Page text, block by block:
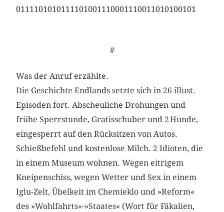
0111101010111101001110001110011010100101
#
Was der Anruf erzählte.
Die Geschichte Endlands setzte sich in 26 illust.
Episoden fort. Abscheuliche Drohungen und
frühe Sperrstunde, Gratisschuber und 2 Hunde,
eingesperrt auf den Rücksitzen von Autos.
Schießbefehl und kostenlose Milch. 2 Idioten, die
in einem Museum wohnen. Wegen eitrigem
Kneipenschiss, wegen Wetter und Sex in einem
Iglu-Zelt, Übelkeit im Chemieklo und »Reform«
des »Wohlfahrts«-»Staates« (Wort für Fäkalien,